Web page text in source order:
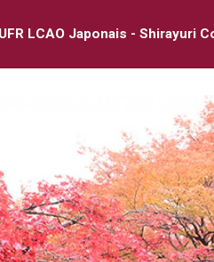
LCAO Japonais - Shirayuri